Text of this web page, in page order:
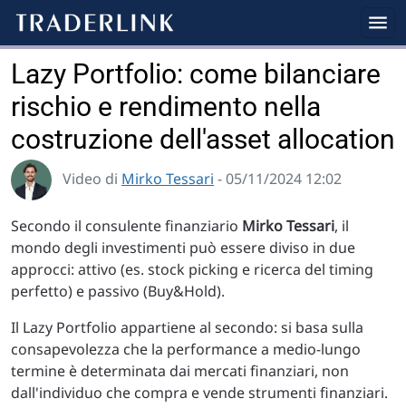
Lazy Portfolio: come bilanciare
rischio e rendimento nella
costruzione dell'asset allocation
Video di Mirko Tessari - 05/11/2024 12:02
Secondo il consulente finanziario Mirko Tessari, il
mondo degli investimenti può essere diviso in due
approcci: attivo (es. stock picking e ricerca del timing
perfetto) e passivo (Buy&Hold).
Il Lazy Portfolio appartiene al secondo: si basa sulla
consapevolezza che la performance a medio-lungo
termine è determinata dai mercati finanziari, non
dall'individuo che compra e vende strumenti finanziari.